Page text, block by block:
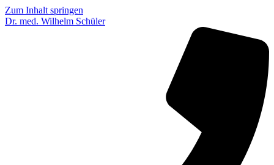
Zum Inhalt springen
Dr. med. Wilhelm Schüler